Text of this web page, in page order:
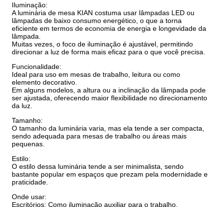
Iluminação:
A luminária de mesa KIAN costuma usar lâmpadas LED ou
lâmpadas de baixo consumo energético, o que a torna
eficiente em termos de economia de energia e longevidade da
lâmpada.
Muitas vezes, o foco de iluminação é ajustável, permitindo
direcionar a luz de forma mais eficaz para o que você precisa.
Funcionalidade:
Ideal para uso em mesas de trabalho, leitura ou como
elemento decorativo.
Em alguns modelos, a altura ou a inclinação da lâmpada pode
ser ajustada, oferecendo maior flexibilidade no direcionamento
da luz.
Tamanho:
O tamanho da luminária varia, mas ela tende a ser compacta,
sendo adequada para mesas de trabalho ou áreas mais
pequenas.
Estilo:
O estilo dessa luminária tende a ser minimalista, sendo
bastante popular em espaços que prezam pela modernidade e
praticidade.
Onde usar:
Escritórios: Como iluminação auxiliar para o trabalho.